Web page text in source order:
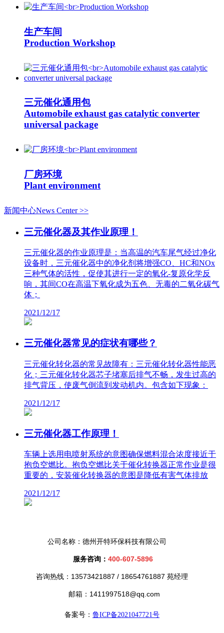
生产车间
Production Workshop
三元催化通用包
Automobile exhaust gas catalytic converter
universal package
厂房环境
Plant environment
新闻中心News Center >>
三元催化器及其作业原理！
三元催化器的作业原理是：当高温的汽车尾气经过净化
设备时，三元催化器中的净化剂将增强CO、HC和NOx
三种气体的活性，促使其进行一定的氧化-复原化学反
响，其间CO在高温下氧化成为五色、无毒的二氧化碳气
体；
2021/12/17
三元催化器常见的症状有哪些？
三元催化转化器的常见故障有：三元催化转化器性能恶
化；三元催化转化器芯子堵塞后排气不畅，发生过高的
排气背压，使废气倒流到发动机内。包含如下现象：
2021/12/17
三元催化器工作原理！
车辆上选用电喷射系统的意图确保燃料混合浓度接近于
抱负空燃比。抱负空燃比关于催化转换器正常作业是很
重要的，安装催化转换器的意图是降低有害气体排放
2021/12/17
公司名称：德州开特环保科技有限公司
服务咨询： 400-607-5896
咨询热线：13573421887 / 18654761887 苑经理
邮箱：1411997518@qq.com
备案号： 鲁ICP备2021047721号